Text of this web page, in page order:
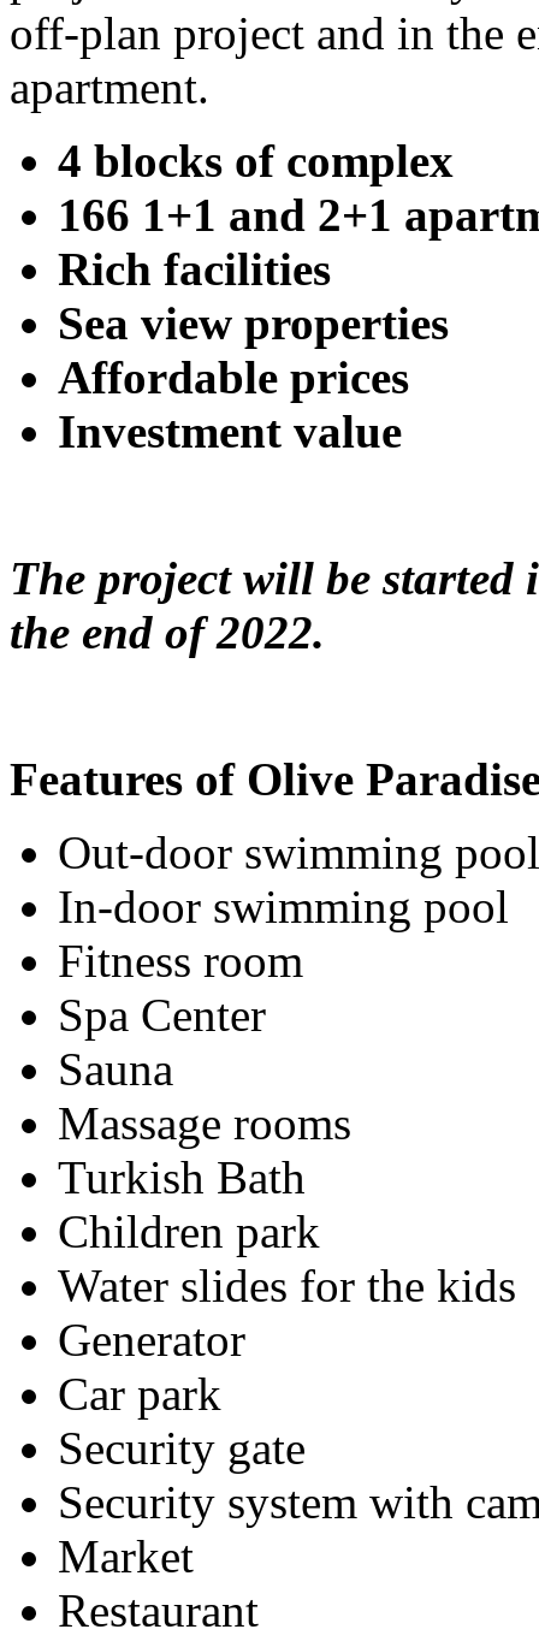
off-plan project and in the
apartment.
4 blocks of complex
166 1+1 and 2+1
Rich facilities
Sea view properties
Affordable prices
Investment value
The project will be
the end of 2022.
Features of Olive
Out-door swimming pool
In-door swimming pool
Fitness room
Spa Center
Sauna
Massage rooms
Turkish Bath
Children park
Water slides for the kids
Generator
Car park
Security gate
Security system with
Market
Restaurant